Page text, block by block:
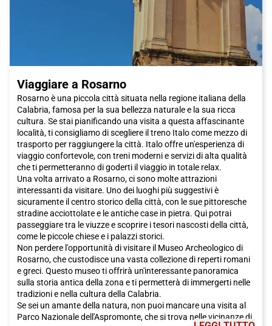
Viaggiare a Rosarno
Rosarno è una piccola città situata nella regione italiana della
Calabria, famosa per la sua bellezza naturale e la sua ricca
cultura. Se stai pianificando una visita a questa affascinante
località, ti consigliamo di scegliere il treno Italo come mezzo di
trasporto per raggiungere la città. Italo offre un'esperienza di
viaggio confortevole, con treni moderni e servizi di alta qualità
che ti permetteranno di goderti il viaggio in totale relax.
Una volta arrivato a Rosarno, ci sono molte attrazioni
interessanti da visitare. Uno dei luoghi più suggestivi è
sicuramente il centro storico della città, con le sue pittoresche
stradine acciottolate e le antiche case in pietra. Qui potrai
passeggiare tra le viuzze e scoprire i tesori nascosti della città,
come le piccole chiese e i palazzi storici.
Non perdere l'opportunità di visitare il Museo Archeologico di
Rosarno, che custodisce una vasta collezione di reperti romani
e greci. Questo museo ti offrirà un'interessante panoramica
sulla storia antica della zona e ti permetterà di immergerti nelle
tradizioni e nella cultura della Calabria.
Se sei un amante della natura, non puoi mancare una visita al
Parco Nazionale dell'Aspromonte, che si trova nelle vicinanze di